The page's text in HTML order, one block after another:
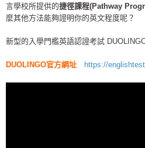
言學校所提供的捷徑課程(Pathway
麼其他方法能夠證明你的英文程度呢？
新型的入學門檻英語認證考試
DUOLINGO官方網址 https://